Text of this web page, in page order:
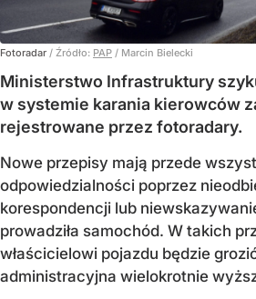
Fotoradar / Źródło: PAP / Marcin Bielecki
Ministerstwo Infrastruktury
w systemie karania kierowców
rejestrowane przez fotoradary.
Nowe przepisy mają przede
odpowiedzialności poprzez
korespondencji lub
prowadziła samochód. W takich
właścicielowi pojazdu będzie
administracyjna wielokrotnie